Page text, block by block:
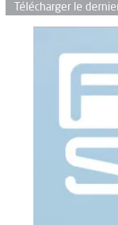
Télécharger le